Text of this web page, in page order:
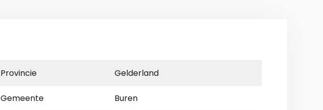
Provincie Gelderland
Gemeente Buren